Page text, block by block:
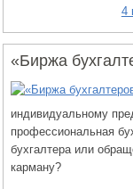
4
«Биржа
индивидуальному
профессиональная
бухгалтера или
карману?